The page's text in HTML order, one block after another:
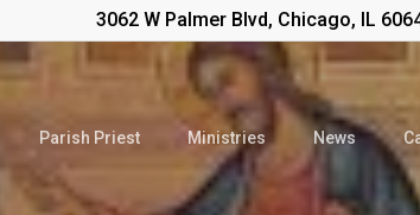
3062 W Palmer Blvd, Chicago, IL
Parish Priest Ministries News